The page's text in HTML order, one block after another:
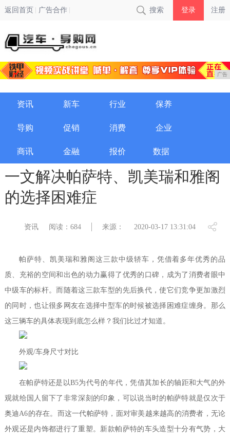
返回首页 广告合作 搜索 登录 注册
广告
资讯 新车 行业 保养
导购 促销 消费 企业
商讯 金融 报价 数据
一文解决帕萨特、凯美瑞和雅阁
的选择困难症
资讯 阅读：684 来源： 2020-03-17 13:31:04
帕萨特、凯美瑞和雅阁这三款中级轿车，凭借着多年优秀的品
质、充裕的空间和出色的动力赢得了优秀的口碑，成为了消费者眼中
中级车的标杆。而随着这三款车型的先后换代，使它们竞争更加激烈
的同时，也让很多网友在选择中型车的时候被选择困难症缠身。那么
这三辆车的具体表现到底怎么样？我们比过才知道。
外观/车身尺寸对比
在帕萨特还是以B5为代号的年代，凭借其加长的轴距和大气的外
观就给国人留下了非常深刻的印象，可以说当时的帕萨特就是仅次于
奥迪A6的存在。而这一代帕萨特，面对审美越来越高的消费者，无论
外观还是内饰都进行了重塑。新款帕萨特的车头造型十分有气势，大